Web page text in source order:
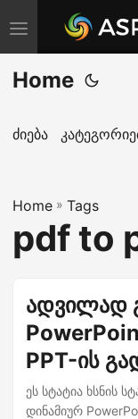
T
o
g
l
a
v
i
n
Home
ძიება
Home » Tags
pdf to
ადვილად
PPT-ის
ეს სტატია ხსნის
დინამიურ